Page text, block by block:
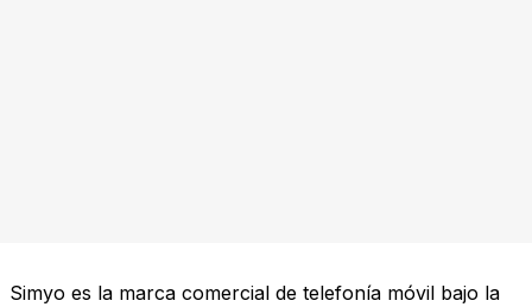
Simyo es la marca comercial de telefonía móvil bajo la